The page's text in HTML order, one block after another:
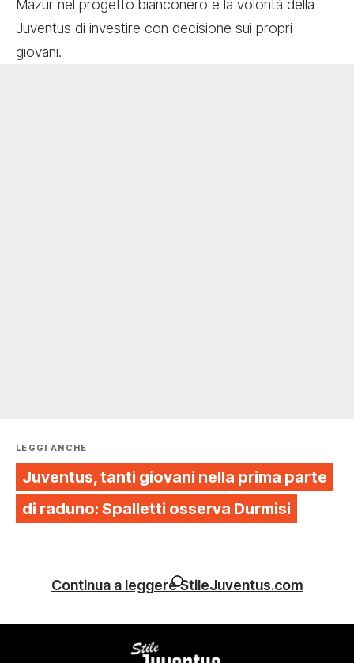
Mazur nel progetto bianconero e la volontà della
Juventus di investire con decisione sui propri
giovani.
LEGGI ANCHE
Juventus, tanti giovani nella prima parte
di raduno: Spalletti osserva Durmisi
Continua a leggere StileJuventus.com